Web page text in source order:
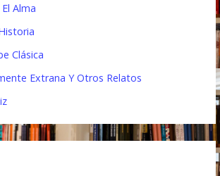
Alma
Clásica
Extrana Y Otros Relatos